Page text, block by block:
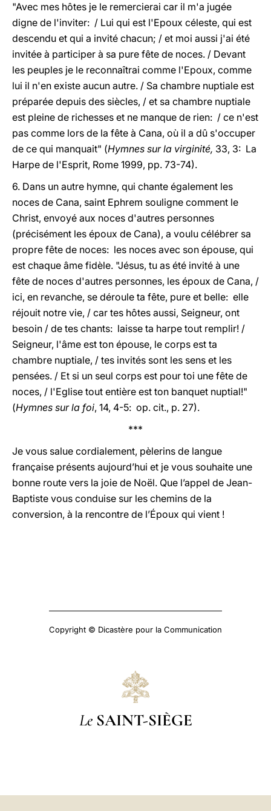
"Avec mes hôtes je le remercierai car il m'a jugée
digne de l'inviter: / Lui qui est l'Epoux céleste, qui est
descendu et qui a invité chacun; / et moi aussi j'ai été
invitée à participer à sa pure fête de noces. / Devant
les peuples je le reconnaîtrai comme l'Epoux, comme
lui il n'en existe aucun autre. / Sa chambre nuptiale est
préparée depuis des siècles, / et sa chambre nuptiale
est pleine de richesses et ne manque de rien: / ce n'est
pas comme lors de la fête à Cana, où il a dû s'occuper
de ce qui manquait" (Hymnes sur la virginité, 33, 3: La
Harpe de l'Esprit, Rome 1999, pp. 73-74).
6. Dans un autre hymne, qui chante également les
noces de Cana, saint Ephrem souligne comment le
Christ, envoyé aux noces d'autres personnes
(précisément les époux de Cana), a voulu célébrer sa
propre fête de noces: les noces avec son épouse, qui
est chaque âme fidèle. "Jésus, tu as été invité à une
fête de noces d'autres personnes, les époux de Cana, /
ici, en revanche, se déroule ta fête, pure et belle: elle
réjouit notre vie, / car tes hôtes aussi, Seigneur, ont
besoin / de tes chants: laisse ta harpe tout remplir! /
Seigneur, l'âme est ton épouse, le corps est ta
chambre nuptiale, / tes invités sont les sens et les
pensées. / Et si un seul corps est pour toi une fête de
noces, / l'Eglise tout entière est ton banquet nuptial!"
(Hymnes sur la foi, 14, 4-5: op. cit., p. 27).
***
Je vous salue cordialement, pèlerins de langue
française présents aujourd’hui et je vous souhaite une
bonne route vers la joie de Noël. Que l’appel de Jean-
Baptiste vous conduise sur les chemins de la
conversion, à la rencontre de l’Époux qui vient !
Copyright © Dicastère pour la Communication
Le SAINT-SIÈGE